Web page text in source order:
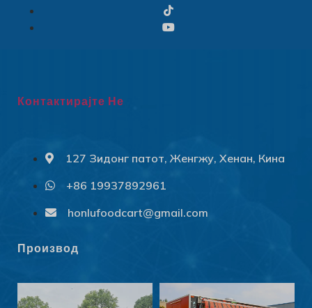
Контактирајте Не
127 Зидонг патот, Женгжу, Хенан, Кина
+86 19937892961
honlufoodcart@gmail.com
Производ
Български
Slovenčina